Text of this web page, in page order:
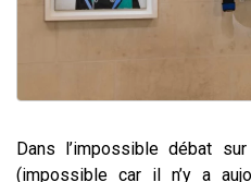
Dans l’impossible débat
(impossible car il n’y a